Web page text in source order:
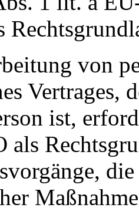
von
Vertrages,
ist,
als